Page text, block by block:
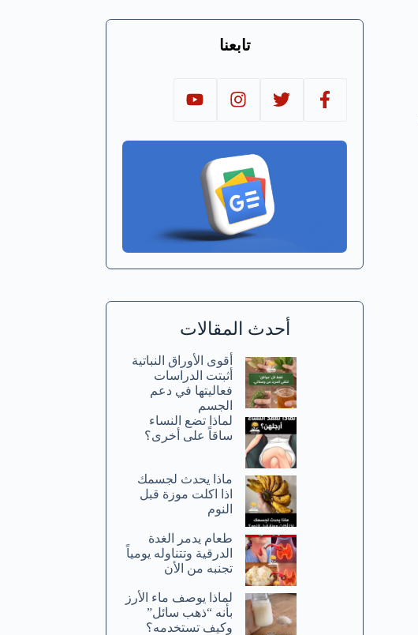
تابعنا
أحدث المقالات
أقوى الأوراق النباتية
أثبتت الدراسات
فعاليتها في دعم
الجسم
لماذا تضع النساء
ساقاً على أخرى؟
ماذا يحدث لجسمك
اذا اكلت موزة قبل
النوم
طعام يدمر الغدة
الدرقية وتتناوله يومياً
تجنبه من الأن
لماذا يوصف ماء الأرز
بأنه “ذهب سائل”
وكيف تستخدمه؟